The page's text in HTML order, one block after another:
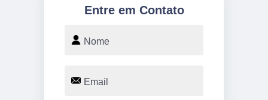
Entre em Contato